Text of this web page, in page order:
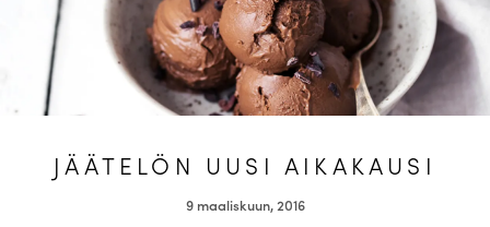
r
:
JÄÄTELÖN UUSI AIKAKAUSI
9 maaliskuun, 2016